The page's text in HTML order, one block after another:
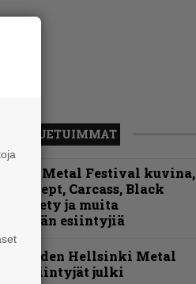
LUETUIMMAT
Metal Festival kuvina,
1 – Accept, Carcass, Black
Society ja muita
esiintyjiä
Hellsinki Metal
esiintyjät julki